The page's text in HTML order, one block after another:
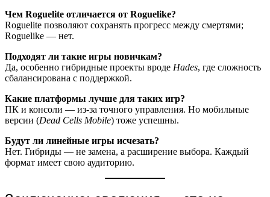
Чем Roguelite отличается от Roguelike?
Roguelite позволяют сохранять прогресс между смертями;
Roguelike — нет.
Подходят ли такие игры новичкам?
Да, особенно гибридные проекты вроде Hades, где сложность
сбалансирована с поддержкой.
Какие платформы лучше для таких игр?
ПК и консоли — из-за точного управления. Но мобильные
версии (Dead Cells Mobile) тоже успешны.
Будут ли линейные игры исчезать?
Нет. Гибриды — не замена, а расширение выбора. Каждый
формат имеет свою аудиторию.